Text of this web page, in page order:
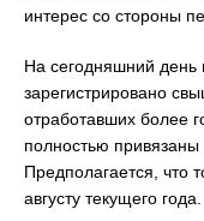
интерес со стороны
На сегодняшний день
зарегистрировано
отработавших более
полностью
Предполагается, что
августу текущего года.